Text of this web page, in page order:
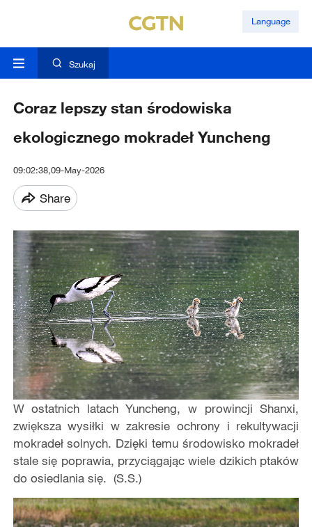
Language
Szukaj
Coraz lepszy stan środowiska
ekologicznego mokradeł Yuncheng
09:02:38,09-May-2026
Share
W ostatnich latach Yuncheng, w prowincji Shanxi,
zwiększa wysiłki w zakresie ochrony i rekultywacji
mokradeł solnych. Dzięki temu środowisko mokradeł
stale się poprawia, przyciągając wiele dzikich ptaków
do osiedlania się. (S.S.)